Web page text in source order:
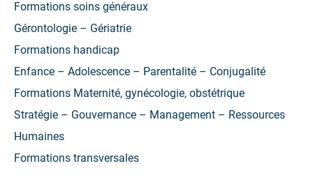
Formations soins généraux
Gérontologie – Gériatrie
Formations handicap
Enfance – Adolescence – Parentalité – Conjugalité
Formations Maternité, gynécologie, obstétrique
Stratégie – Gouvernance – Management – Ressources
Humaines
Formations transversales